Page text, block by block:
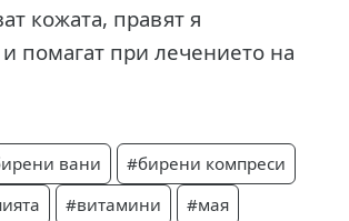
кожата, правят я
помагат при лечението на
вани
#бирени компреси
#витамини #мая